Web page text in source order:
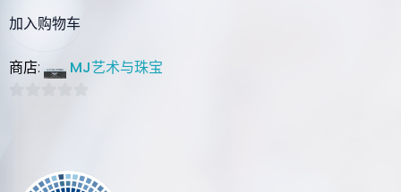
加入购物车
商店: MJ艺术与珠宝